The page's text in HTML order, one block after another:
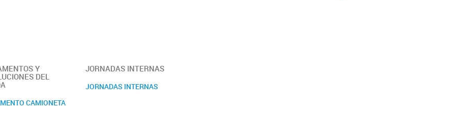
Y
DEL
CAMIONETA
JORNADAS INTERNAS
JORNADAS INTERNAS